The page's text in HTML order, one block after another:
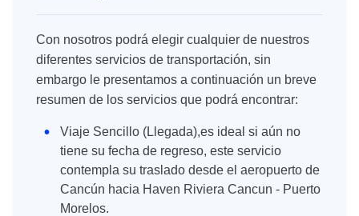
Con nosotros podrá elegir cualquier de nuestros
diferentes servicios de transportación, sin
embargo le presentamos a continuación un breve
resumen de los servicios que podrá encontrar:
Viaje Sencillo (Llegada),es ideal si aún no
tiene su fecha de regreso, este servicio
contempla su traslado desde el aeropuerto de
Cancún hacia Haven Riviera Cancun - Puerto
Morelos.